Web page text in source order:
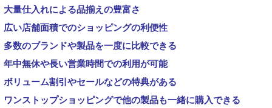
大量仕入れによる品揃えの豊富さ
広い店舗面積でのショッピングの利便性
多数のブランドや製品を一度に比較できる
年中無休や長い営業時間での利用が可能
ボリューム割引やセールなどの特典がある
ワンストップショッピングで他の製品も一緒に購入できる